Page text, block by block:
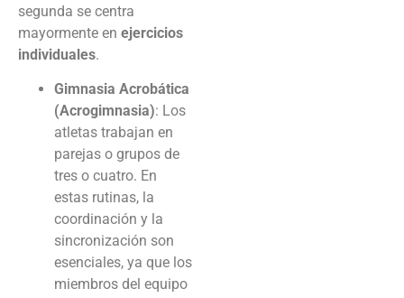
segunda se centra
mayormente en ejercicios
individuales.
Gimnasia Acrobática
(Acrogimnasia): Los
atletas trabajan en
parejas o grupos de
tres o cuatro. En
estas rutinas, la
coordinación y la
sincronización son
esenciales, ya que los
miembros del equipo